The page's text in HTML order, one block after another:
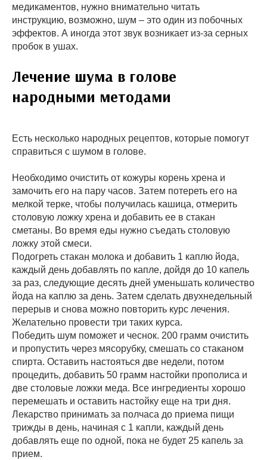
медикаментов, нужно внимательно читать
инструкцию, возможно, шум – это один из побочных
эффектов. А иногда этот звук возникает из-за серных
пробок в ушах.
Лечение шума в голове
народными методами
Есть несколько народных рецептов, которые помогут
справиться с шумом в голове.
Необходимо очистить от кожуры корень хрена и
замочить его на пару часов. Затем потереть его на
мелкой терке, чтобы получилась кашица, отмерить
столовую ложку хрена и добавить ее в стакан
сметаны. Во время еды нужно съедать столовую
ложку этой смеси.
Подогреть стакан молока и добавить 1 каплю йода,
каждый день добавлять по капле, дойдя до 10 капель
за раз, следующие десять дней уменьшать количество
йода на каплю за день. Затем сделать двухнедельный
перерыв и снова можно повторить курс лечения.
Желательно провести три таких курса.
Победить шум поможет и чеснок. 200 грамм очистить
и пропустить через мясорубку, смешать со стаканом
спирта. Оставить настояться две недели, потом
процедить, добавить 50 грамм настойки прополиса и
две столовые ложки меда. Все ингредиенты хорошо
перемешать и оставить настойку еще на три дня.
Лекарство принимать за полчаса до приема пищи
трижды в день, начиная с 1 капли, каждый день
добавлять еще по одной, пока не будет 25 капель за
прием.